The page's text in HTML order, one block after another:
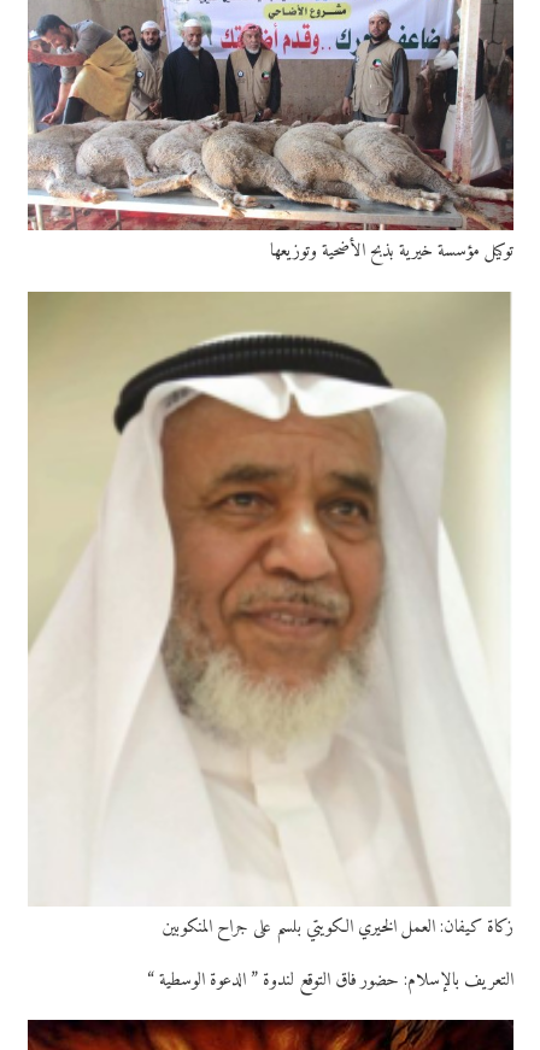
توكيل مؤسسة خيرية بذبح الأضحية وتوزيعها
زكاة كيفان: العمل الخيري الكويتي بلسم على جراح المنكوبين
التعريف بالإسلام: حضور فاق التوقع لندوة ” الدعوة الوسطية “